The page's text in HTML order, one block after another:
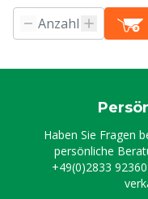
Haben Sie Fragen
persönliche
+49(0)2833 92360